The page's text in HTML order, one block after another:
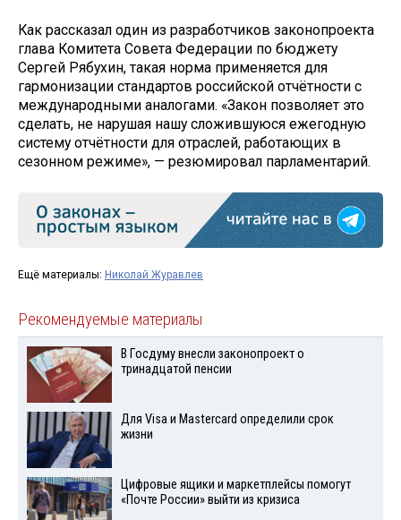
Как рассказал один из разработчиков законопроекта
глава Комитета Совета Федерации по бюджету
Сергей Рябухин, такая норма применяется для
гармонизации стандартов российской отчётности с
международными аналогами. «Закон позволяет это
сделать, не нарушая нашу сложившуюся ежегодную
систему отчётности для отраслей, работающих в
сезонном режиме», — резюмировал парламентарий.
Ещё материалы: Николай Журавлев
Рекомендуемые материалы
В Госдуму внесли законопроект о
тринадцатой пенсии
Для Visа и Mastercard определили срок
жизни
Цифровые ящики и маркетплейсы помогут
«Почте России» выйти из кризиса